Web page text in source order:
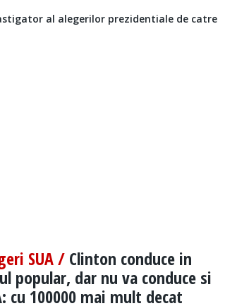
al alegerilor prezidentiale de catre
SUA / Clinton conduce in
popular, dar nu va conduce si
cu 100000 mai mult decat